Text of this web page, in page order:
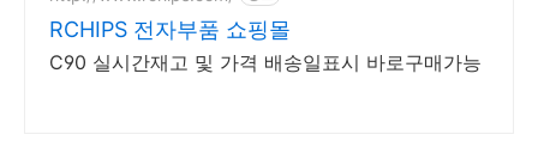
RCHIPS 전자부품 쇼핑몰
C90 실시간재고 및 가격 배송일표시 바로구매가능